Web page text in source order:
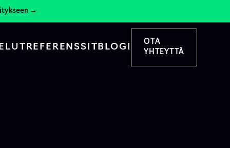
→
REFERENSSITBLOGI
OTA
YHTEYTTÄ